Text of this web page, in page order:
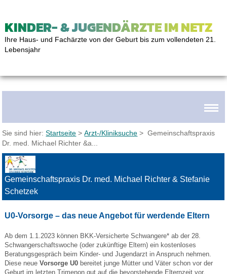
KINDER- & JUGENDÄRZTE IM NETZ
Ihre Haus- und Fachärzte von der Geburt bis zum vollendeten 21.
Lebensjahr
Sie sind hier:Startseite >Arzt-/Kliniksuche > Gemeinschaftspraxis
Dr. med. Michael Richter &a...
Gemeinschaftspraxis Dr. med. Michael Richter & Stefanie
Schetzek
U0-Vorsorge – das neue Angebot für werdende Eltern
Ab dem 1.1.2023 können BKK-Versicherte Schwangere* ab der 28.
Schwangerschaftswoche (oder zukünftige Eltern) ein kostenloses
Beratungsgespräch beim Kinder- und Jugendarzt in Anspruch nehmen.
Diese neue Vorsorge U0bereitet junge Mütter und Väter schon vor der
Geburt im letzten Trimenon gut auf die bevorstehende Elternzeit vor.